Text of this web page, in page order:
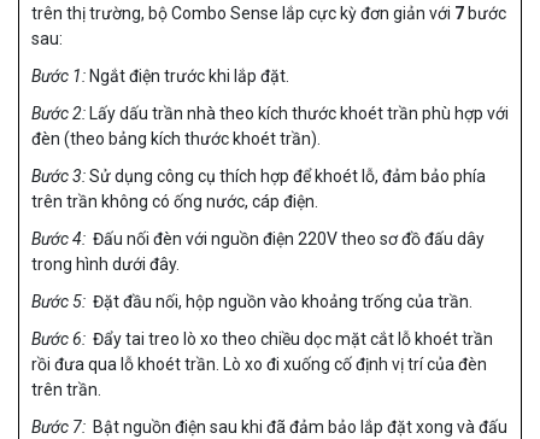
trên thị trường, bộ Combo Sense lắp cực kỳ đơn giản với 7 bước
sau:
Bước 1: Ngắt điện trước khi lắp đặt.
Bước 2: Lấy dấu trần nhà theo kích thước khoét trần phù hợp với
đèn (theo bảng kích thước khoét trần).
Bước 3:Sử dụng công cụ thích hợp để khoét lỗ, đảm bảo phía
trên trần không có ống nước, cáp điện.
Bước 4: Đấu nối đèn với nguồn điện 220V theo sơ đồ đấu dây
trong hình dưới đây.
Bước 5: Đặt đầu nối, hộp nguồn vào khoảng trống của trần.
Bước 6: Đẩy tai treo lò xo theo chiều dọc mặt cắt lỗ khoét trần
rồi đưa qua lỗ khoét trần. Lò xo đi xuống cố định vị trí của đèn
trên trần.
Bước 7: Bật nguồn điện sau khi đã đảm bảo lắp đặt xong và đấu